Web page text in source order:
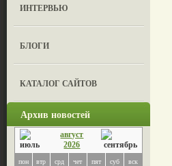
ИНТЕРВЬЮ
БЛОГИ
КАТАЛОГ САЙТОВ
Архив новостей
август
2026
пон втр срд чет пят суб вск